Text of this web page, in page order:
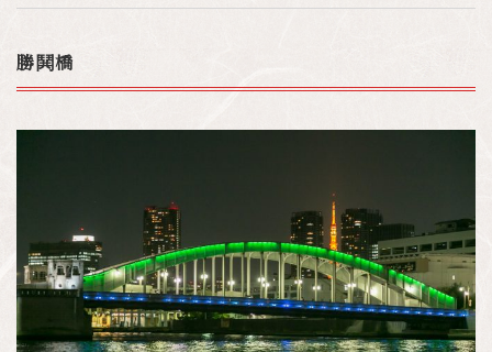
勝鬨橋